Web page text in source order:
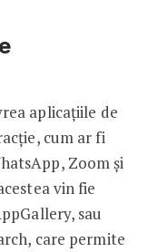
aplicațiile de
cum ar fi
Zoom și
vin fie
sau
care permite